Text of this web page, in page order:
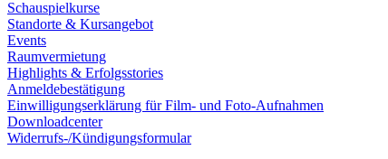
Schauspielkurse
Standorte & Kursangebot
Events
Raumvermietung
Highlights & Erfolgsstories
Anmeldebestätigung
Einwilligungserklärung für Film- und Foto-Aufnahmen
Downloadcenter
Widerrufs-/Kündigungsformular